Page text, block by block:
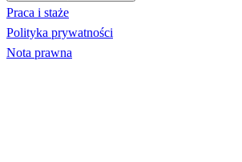
Praca i staże
Polityka prywatności
Nota prawna